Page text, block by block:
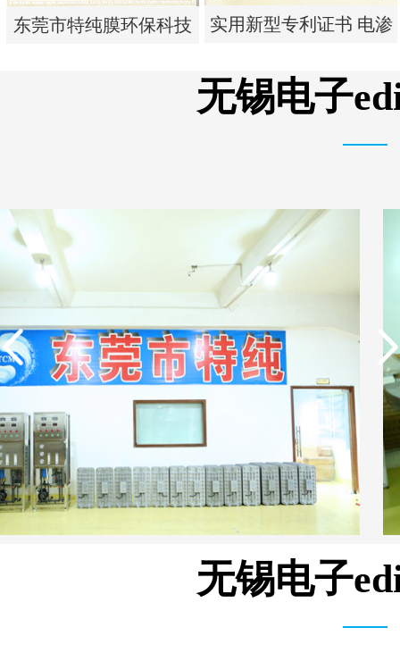
东莞市特纯膜环保科技
有限公司营业执照
实用新型专利证书 电渗
析器用浓水隔板组件
无锡电子
MK-TC系列 模块 设备无锡电子